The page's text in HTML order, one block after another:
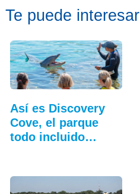
Te puede interesar
Así es Discovery
Cove, el parque
todo incluido